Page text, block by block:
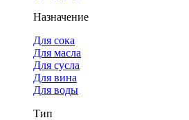
Назначение
Для сока
Для масла
Для сусла
Для вина
Для воды
Тип